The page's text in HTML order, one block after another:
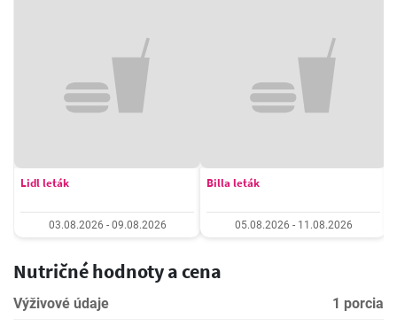
Lidl leták
03.08.2026 - 09.08.2026
Billa leták
05.08.2026 - 11.08.2026
Nutričné hodnoty a cena
Výživové údaje
1 porcia